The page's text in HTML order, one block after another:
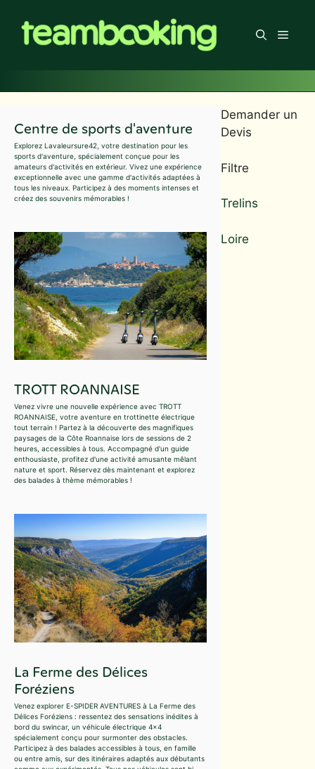
contenu
Menu
Centre de sports d'aventure
Explorez Lavaleursure42, votre destination pour les
sports d'aventure, spécialement conçue pour les
amateurs d'activités en extérieur. Vivez une expérience
exceptionnelle avec une gamme d'activités adaptées à
tous les niveaux. Participez à des moments intenses et
créez des souvenirs mémorables !
TROTT ROANNAISE
Venez vivre une nouvelle expérience avec TROTT
ROANNAISE, votre aventure en trottinette électrique
tout terrain ! Partez à la découverte des magnifiques
paysages de la Côte Roannaise lors de sessions de 2
heures, accessibles à tous. Accompagné d'un guide
enthousiaste, profitez d'une activité amusante mêlant
nature et sport. Réservez dès maintenant et explorez
des balades à thème mémorables !
La Ferme des Délices
Foréziens
Venez explorer E-SPIDER AVENTURES à La Ferme des
Délices Foréziens : ressentez des sensations inédites à
bord du swincar, un véhicule électrique 4x4
spécialement conçu pour surmonter des obstacles.
Participez à des balades accessibles à tous, en famille
ou entre amis, sur des itinéraires adaptés aux débutants
Demander un
Devis
Filtre
Trelins
Loire